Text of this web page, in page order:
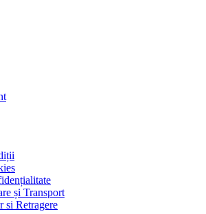
și Transport
si Retragere